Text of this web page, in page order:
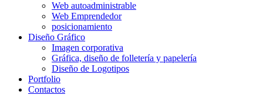
Web autoadministrable
Web Emprendedor
posicionamiento
Diseño Gráfico
Imagen corporativa
Gráfica, diseño de folletería y papelería
Diseño de Logotipos
Portfolio
Contactos